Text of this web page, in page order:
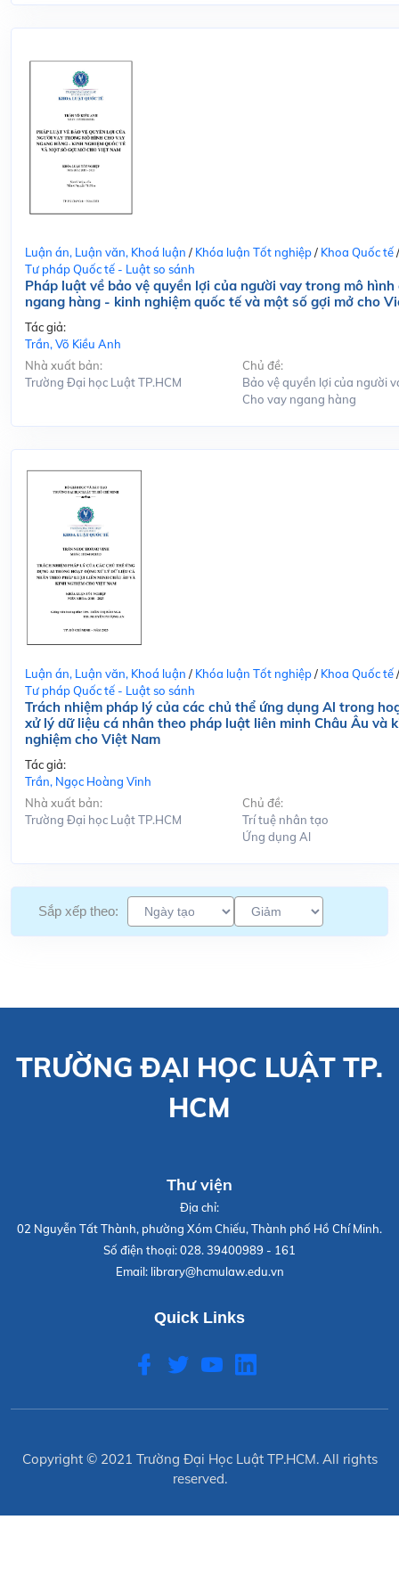
Luận án, Luận văn, Khoá luận / Khóa luận Tốt nghiệp/ Khoa Quốc tế/
Tư pháp Quốc tế - Luật so sánh
Pháp luật về bảo vệ quyền lợi của người vay trong mô hình
ngang hàng - kinh nghiệm quốc tế và một số gợi mở cho
Tác giả:
Trần, Võ Kiều Anh
Nhà xuất bản:
Trường Đại học Luật TP.HCM
Chủ đề:
Bảo vệ quyền lợi của người
Cho vay ngang hàng
Luận án, Luận văn, Khoá luận / Khóa luận Tốt nghiệp/ Khoa Quốc tế/
Tư pháp Quốc tế - Luật so sánh
Trách nhiệm pháp lý của các chủ thể ứng dụng Al trong
xử lý dữ liệu cá nhân theo pháp luật liên minh Châu Âu và
nghiệm cho Việt Nam
Tác giả:
Trần, Ngọc Hoàng Vinh
Nhà xuất bản:
Trường Đại học Luật TP.HCM
Chủ đề:
Trí tuệ nhân tạo
Ứng dụng Al
Sắp xếp theo:
TRƯỜNG ĐẠI HỌC LUẬT TP.
HCM
Thư viện
Địa chỉ:
02 Nguyễn Tất Thành, phường Xóm Chiếu, Thành phố Hồ Chí Minh.
Số điện thoại:028. 39400989 - 161
Email: library@hcmulaw.edu.vn
Quick Links
Copyright © 2021 Trường Đại Học Luật TP.HCM. All rights
reserved.